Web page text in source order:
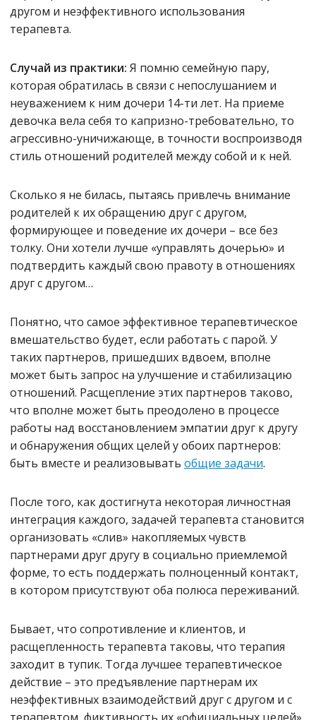
другом и неэффективного использования
терапевта.
Случай из практики: Я помню семейную пару,
которая обратилась в связи с непослушанием и
неуважением к ним дочери 14-ти лет. На приеме
девочка вела себя то капризно-требовательно, то
агрессивно-уничижающе, в точности воспроизводя
стиль отношений родителей между собой и к ней.
Сколько я не билась, пытаясь привлечь внимание
родителей к их обращению друг с другом,
формирующее и поведение их дочери – все без
толку. Они хотели лучше «управлять дочерью» и
подтвердить каждый свою правоту в отношениях
друг с другом…
Понятно, что самое эффективное терапевтическое
вмешательство будет, если работать с парой. У
таких партнеров, пришедших вдвоем, вполне
может быть запрос на улучшение и стабилизацию
отношений. Расщепление этих партнеров таково,
что вполне может быть преодолено в процессе
работы над восстановлением эмпатии друг к другу
и обнаружения общих целей у обоих партнеров:
быть вместе и реализовывать общие задачи.
После того, как достигнута некоторая личностная
интеграция каждого, задачей терапевта становится
организовать «слив» накопляемых чувств
партнерами друг другу в социально приемлемой
форме, то есть поддержать полноценный контакт,
в котором присутствуют оба полюса переживаний.
Бывает, что сопротивление и клиентов, и
расщепленность терапевта таковы, что терапия
заходит в тупик. Тогда лучшее терапевтическое
действие – это предъявление партнерам их
неэффективных взаимодействий друг с другом и с